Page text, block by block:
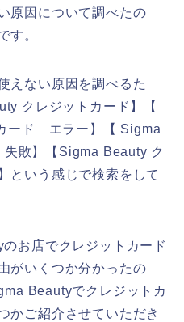
原因について調べたの
す。
えない原因を調べるた
クレジットカード】【
ード エラー】【 Sigma
敗】【Sigma Beauty ク
いう感じで検索をして
お店でクレジットカード
がいくつか分かったの
Beautyでクレジットカ
かご紹介させていただき